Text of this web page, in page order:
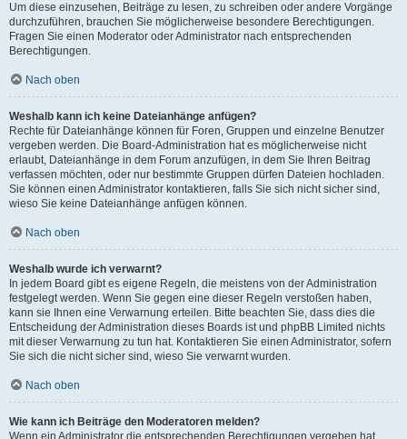
Um diese einzusehen, Beiträge zu lesen, zu schreiben oder andere Vorgänge
durchzuführen, brauchen Sie möglicherweise besondere Berechtigungen.
Fragen Sie einen Moderator oder Administrator nach entsprechenden
Berechtigungen.
Nach oben
Weshalb kann ich keine Dateianhänge anfügen?
Rechte für Dateianhänge können für Foren, Gruppen und einzelne Benutzer
vergeben werden. Die Board-Administration hat es möglicherweise nicht
erlaubt, Dateianhänge in dem Forum anzufügen, in dem Sie Ihren Beitrag
verfassen möchten, oder nur bestimmte Gruppen dürfen Dateien hochladen.
Sie können einen Administrator kontaktieren, falls Sie sich nicht sicher sind,
wieso Sie keine Dateianhänge anfügen können.
Nach oben
Weshalb wurde ich verwarnt?
In jedem Board gibt es eigene Regeln, die meistens von der Administration
festgelegt werden. Wenn Sie gegen eine dieser Regeln verstoßen haben,
kann sie Ihnen eine Verwarnung erteilen. Bitte beachten Sie, dass dies die
Entscheidung der Administration dieses Boards ist und phpBB Limited nichts
mit dieser Verwarnung zu tun hat. Kontaktieren Sie einen Administrator, sofern
Sie sich die nicht sicher sind, wieso Sie verwarnt wurden.
Nach oben
Wie kann ich Beiträge den Moderatoren melden?
Wenn ein Administrator die entsprechenden Berechtigungen vergeben hat,